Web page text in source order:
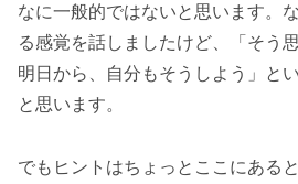
なに一般的ではないと思います。
る感覚を話しましたけど、「そう
明日から、自分もそうしよう」と
と思います。
でもヒントはちょっとここにある